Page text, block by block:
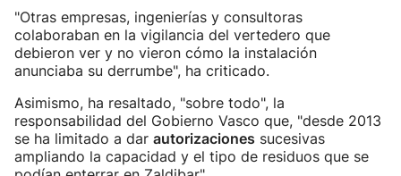
"Otras empresas, ingenierías y consultoras
colaboraban en la vigilancia del vertedero que
debieron ver y no vieron cómo la instalación
anunciaba su derrumbe", ha criticado.
Asimismo, ha resaltado, "sobre todo", la
responsabilidad del Gobierno Vasco que, "desde 2013
se ha limitado a dar autorizaciones sucesivas
ampliando la capacidad y el tipo de residuos que se